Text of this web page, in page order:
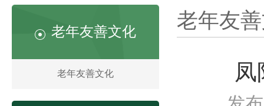
凤阳县人民医院直梯、扶梯维保服务项目（二
凤阳县人民医院医用液氧采购项目流标公告
凤阳县人民医院索诺声便携超声维修采购询价公
凤阳县人民医院体医融合设备一批采购项目 中
凤阳县人民医院骨科手术床采购项目中标公示
老年友善文化
老年友善文化
老年友